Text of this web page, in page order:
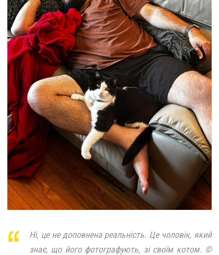
Ні, це не доповнена реальність. Це чоловік, який
знає, що його фотографують, зі своїм котом. ©